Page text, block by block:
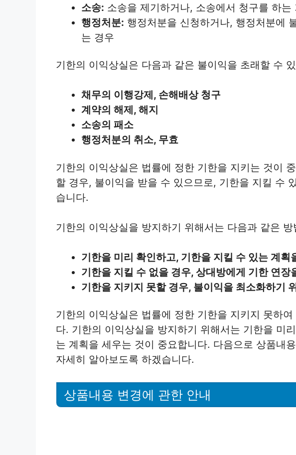
소송: 소송을 제기하거나, 소송에서 청구를 하
행정처분: 행정처분을 신청하거나, 행정처분에
는 경우
기한의 이익상실은 다음과 같은 불이익을 초래할 수
채무의 이행강제, 손해배상 청구
계약의 해제, 해지
소송의 패소
행정처분의 취소, 무효
기한의 이익상실은 법률에 정한 기한을 지키는 것이
할 경우, 불이익을 받을 수 있으므로, 기한을 지킬 수
습니다.
기한의 이익상실을 방지하기 위해서는 다음과 같은
기한을 미리 확인하고, 기한을 지킬 수 있는 계획
기한을 지킬 수 없을 경우, 상대방에게 기한 연장
기한을 지키지 못할 경우, 불이익을 최소화하기
기한의 이익상실은 법률에 정한 기한을 지키지 못하
다. 기한의 이익상실을 방지하기 위해서는 기한을 미
는 계획을 세우는 것이 중요합니다. 다음으로 상품내
자세히 알아보도록 하겠습니다.
상품내용 변경에 관한 안내